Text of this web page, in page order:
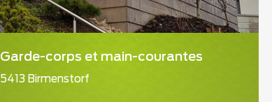
Garde-corps et main-courantes
5413 Birmenstorf